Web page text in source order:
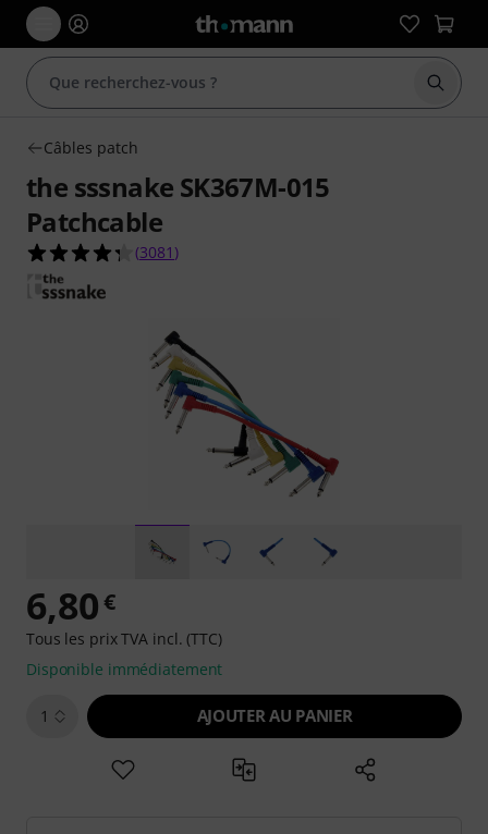
Câbles patch
the sssnake SK367M-015
Patchcable
4.3 étoiles sur 5 d'après 3081 évaluations clients
(3081 )
6,80€
Tous les prix TVA incl. (TTC)
Disponible immédiatement
1 AJOUTER AU PANIER